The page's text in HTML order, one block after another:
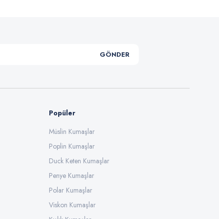
GÖNDER
Popüler
Müslin Kumaşlar
Poplin Kumaşlar
Duck Keten Kumaşlar
Penye Kumaşlar
Polar Kumaşlar
Viskon Kumaşlar